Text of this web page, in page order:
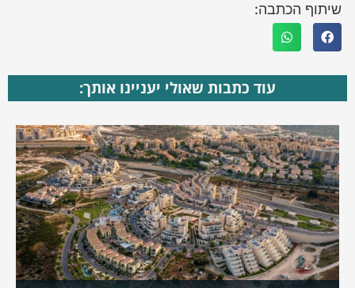
שיתוף הכתבה:
עוד כתבות שאולי יעניינו אותך: